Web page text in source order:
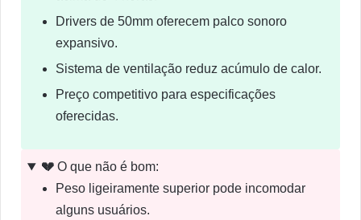
Drivers de 50mm oferecem palco sonoro
expansivo.
Sistema de ventilação reduz acúmulo de calor.
Preço competitivo para especificações
oferecidas.
💔O que não é bom:
Peso ligeiramente superior pode incomodar
alguns usuários.